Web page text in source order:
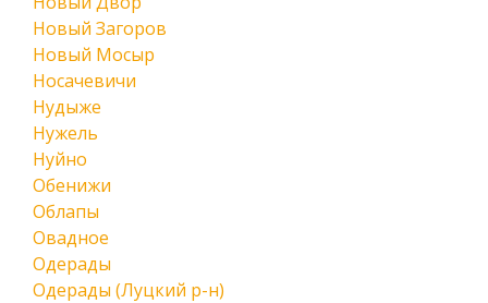
Новый Загоров
Новый Мосыр
Носачевичи
Нудыже
Нужель
Нуйно
Обенижи
Облапы
Овадное
Одерады
Одерады (Луцкий р-н)